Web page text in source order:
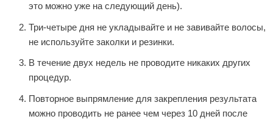
это можно уже на следующий день).
Три-четыре дня не укладывайте и не завивайте волосы,
не используйте заколки и резинки.
В течение двух недель не проводите никаких других
процедур.
Повторное выпрямление для закрепления результата
можно проводить не ранее чем через 10 дней после